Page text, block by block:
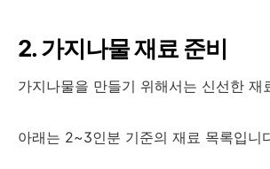
2. 가지나물 재료 준비
가지나물을 만들기 위해서는 신선한 재
아래는 2~3인분 기준의 재료 목록입니